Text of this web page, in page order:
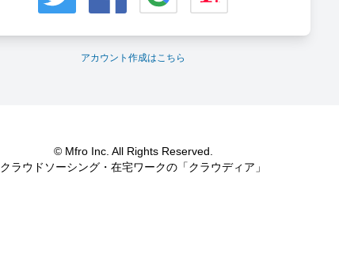
アカウント作成はこちら
© Mfro Inc. All Rights Reserved.
クラウドソーシング・在宅ワークの「クラウディア」